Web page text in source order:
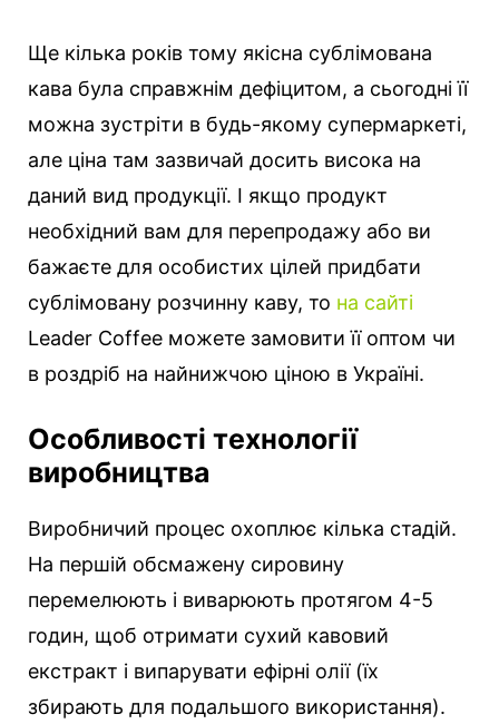
Ще кілька років тому якісна сублімована
кава була справжнім дефіцитом, а сьогодні її
можна зустріти в будь-якому супермаркеті,
але ціна там зазвичай досить висока на
даний вид продукції. І якщо продукт
необхідний вам для перепродажу або ви
бажаєте для особистих цілей придбати
сублімовану розчинну каву, то на сайті
Leader Coffee можете замовити її оптом чи
в роздріб на найнижчою ціною в Україні.
Особливості технології
виробництва
Виробничий процес охоплює кілька стадій.
На першій обсмажену сировину
перемелюють і виварюють протягом 4-5
годин, щоб отримати сухий кавовий
екстракт і випарувати ефірні олії (їх
збирають для подальшого використання).